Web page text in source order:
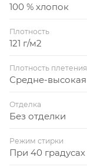
100 % хлопок
Плотность
121 г/м2
Плотность плетения
Средне-высокая
Отделка
Без отделки
Режим стирки
При 40 градусах